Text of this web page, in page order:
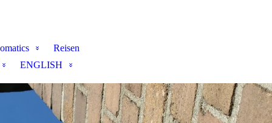
Reisen
ENGLISH